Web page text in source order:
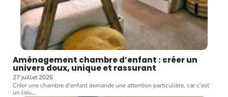
Aménagement chambre d’enfant : créer un
univers doux, unique et rassurant
27 juillet 2026
Créer une chambre d’enfant demande une attention particulière, car c'est
un lieu…